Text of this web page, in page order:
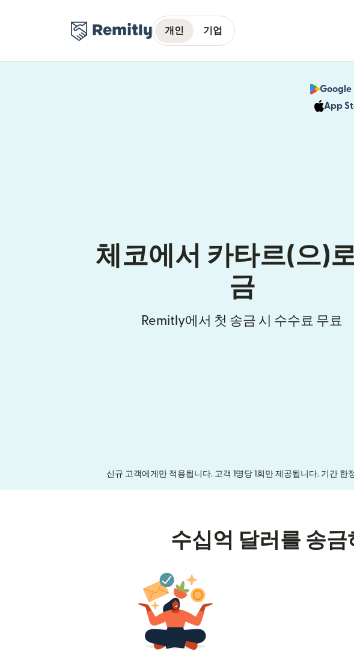
개인 기업
Google
App
체코에서 카타르(으)
금
Remitly에서 첫 송금 시 수수료 무료
신규 고객에게만 적용됩니다. 고객 1명당 1회만 제공됩니다. 기간
수십억 달러를 송